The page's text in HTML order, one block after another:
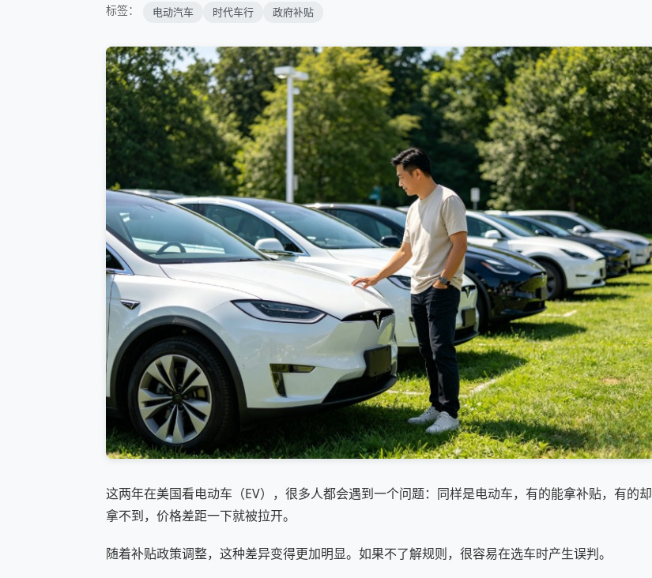
标签： 电动汽车 时代车行 政府补贴
这两年在美国看电动车（EV），很多人都会遇到一个问题：同样是电动车，有的能拿补贴，有的却
拿不到，价格差距一下就被拉开。
随着补贴政策调整，这种差异变得更加明显。如果不了解规则，很容易在选车时产生误判。